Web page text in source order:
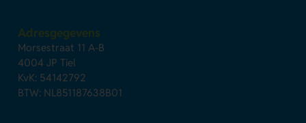
Adresgegevens
Morsestraat 11 A-B
4004 JP Tiel
KvK: 54142792
BTW: NL851187638B01